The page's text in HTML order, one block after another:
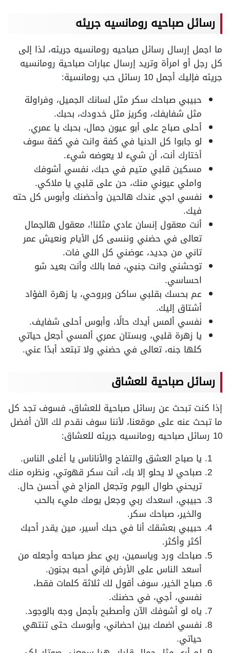
رسائل صباحيه رومانسيه جريئه
ما اجمل إرسال رسائل صباحيه رومانسيه جريئه، لذا إلى
كل رجل أو امرأة وتريد إرسال عبارات صباحية رومانسيه
جريئه فإليك أجمل 10 رسائل حب رومانسية:
حبيبي صباحك سكر مثل لسانك الجميل، وفراولة
مثل شفايفك، وكريز مثل خدودك، بحبك.
أحلى صباح على أبو عيون جمال، بحبك يا عمري.
لو جابوا كل الدنيا في كفة وانت في كفة سوف
أختارك أنت، أن شيء لا يعوضه شيء.
مسكين قلبي متيم في حبك، نفسي أشوفك
واملي عيوني منك، حن على قلبي يا ملاكي.
نفسي اجي عندك هالحين وأحضنك وأبوس كل حته
فيك.
أنت معقول إنسان عادي مثلنا!، معقول هالجمال
تعالى في حضني وننسى كل الأيام ونعيش عمر
تاني من جديد، عوضني كل اللي فات.
توحشني وانت جنبي، فما بالك وأنت بعيد شو
احساسي.
عم بحسك بقلبي ساكن وبروحي، يا زهرة الفؤاد
أشتاق إليك.
نفسي ألمس أيدك حالًا، وأبوس أحلى شفايف.
يا زهرة قلبي، وبستان عمري ألمسي أجعل حياتي
كلها جنه، تعالى في حضني ولا تبتعد أبدًا عني.
رسائل صباحية للعشاق
إذا كنت تبحث عن رسائل صباحية للعشاق، فسوف تجد كل
ما تبحث عنه على موقعنا، لأننا سوف نقدم لك الآن أفضل
10 رسائل صباحيه رومانسيه جريئه للعشاق:
يا صباح العشق والتفاح والأناناس يا أغلى الناس.
صباحي لا يحلو إلا بك، أنت سكر قهوتي، ونظره منك
تريحني طوال اليوم وتجعل المزاج في أحسن حال.
حبيبي، اسعدك ربي وجعل يومك مليء بالحب
والخير، صباحك سكر.
حبيبي بعشقك أنا في حبك أسير، مين يقدر أحبك
أكثر وأكثر.
صباحك ورد وياسمين، ربي عطر صباحه وأجعله من
أسعد الناس على الأرض فإني أحبه بجنون.
صباح الخير، سوف أقول لك ثلاثة كلمات فقط،
نفسي، أجي، في حضنك.
ياه لو أشوفك الآن وأصطبح بأجمل وجه بالوجود.
نفسي اضمك بين احضاني، وأبوسك حتى تنتهي
حياتي.